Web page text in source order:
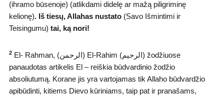
(ihramo būsenoje) (atlikdami didelę ar mažą piligriminę
kelionę). Iš tiesų, Allahas nustato (Savo Išmintimi ir
Teisingumu) tai, ką nori!
2El- Rahman, (ﺍﻟﺮﺣﻤﻦ) El-Rahim (ﺍﻟﺮﺣﻴﻢ) žodžiuose
panaudotas artikelis El – reiškia būdvardinio žodžio
absoliutumą. Korane jis yra vartojamas tik Allaho būdvardžio
apibūdinti, kitiems Dievo kūriniams, taip pat ir pranašams,